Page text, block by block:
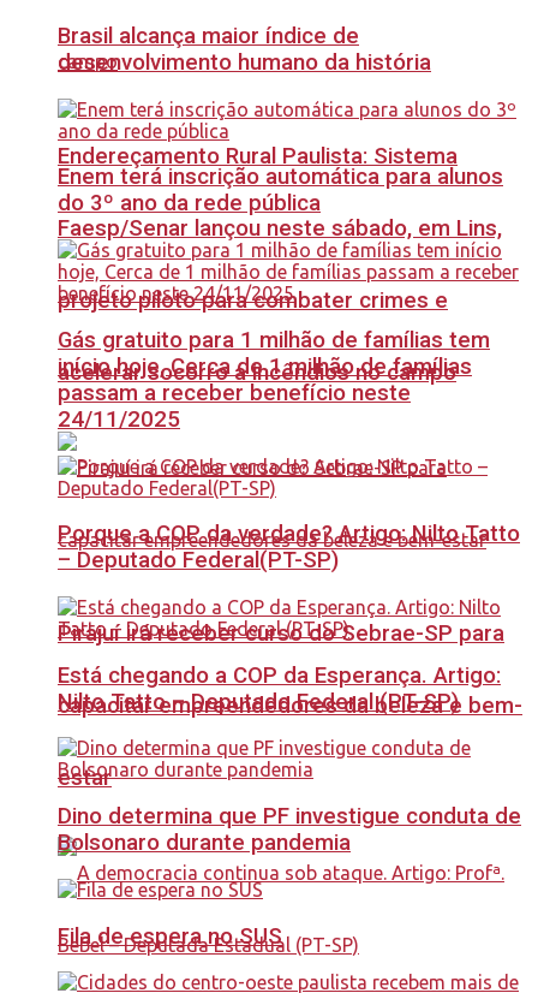
Endereçamento Rural Paulista: Sistema
Faesp/Senar lançou neste sábado, em Lins,
projeto piloto para combater crimes e
acelerar socorro a incêndios no campo
Pirajuí irá receber curso do Sebrae-SP para
capacitar empreendedores da beleza e bem-
estar
Brasil alcança maior índice de
desenvolvimento humano da história
Enem terá inscrição automática para alunos
do 3º ano da rede pública
Gás gratuito para 1 milhão de famílias tem
início hoje, Cerca de 1 milhão de famílias
passam a receber benefício neste
24/11/2025
Porque a COP da verdade? Artigo: Nilto Tatto
– Deputado Federal(PT-SP)
Está chegando a COP da Esperança. Artigo:
Nilto Tatto – Deputado Federal (PT-SP)
Dino determina que PF investigue conduta de
Bolsonaro durante pandemia
Fila de espera no SUS